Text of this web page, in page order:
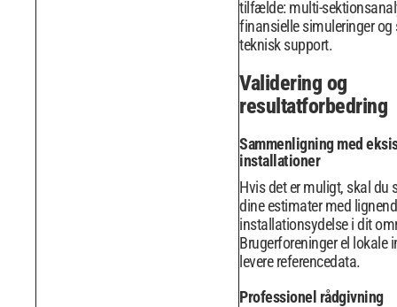
tilfælde: multi-
finansielle simuleringer og
teknisk support.
Validering og
resultatforbedring
Sammenligning med
installationer
Hvis det er muligt, skal du
dine estimater med
installationsydelse i dit
Brugerforeninger el lokale
levere referencedata.
Professionel rådgivning